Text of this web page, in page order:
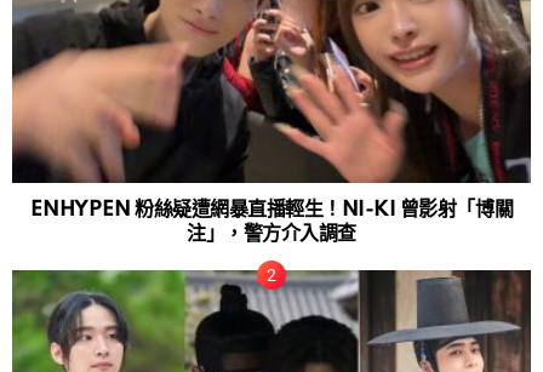
ENHYPEN 粉絲疑遭網暴直播輕生！NI-KI 曾影射「博關
注」，警方介入調查